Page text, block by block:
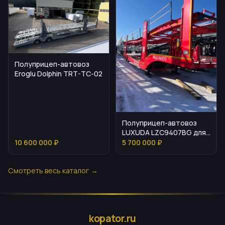
Полуприцеп-автовоз
Eroglu Dolphin TRT-TC-02
10 600 000 ₽
Полуприцеп-автовоз
LUXUDA LZC9407BG для
перевозки 8
5 700 000 ₽
Смотреть весь каталог →
kopator.ru